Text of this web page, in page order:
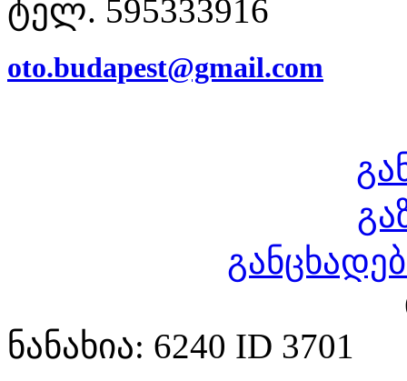
ტელ. 595333916
oto.budapest@gmail.com
ნანახია: 6240 ID 3701